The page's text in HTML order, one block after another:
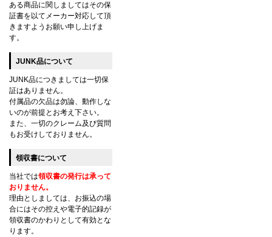
ある商品に関しましてはその保
証書を以てメーカー対応して頂
きますようお願い申し上げま
す。
JUNK品について
JUNK品につきましては一切保
証はありません。
付属品の欠品は勿論、動作しな
いのが前提とお考え下さい。
また、一切のクレーム及び質問
もお受けしておりません。
領収書について
当社では領収書の発行は承って
おりません。
理由としましては、お振込の場
合にはその控えや電子的記録が
領収書のかわりとして有効とな
ります。